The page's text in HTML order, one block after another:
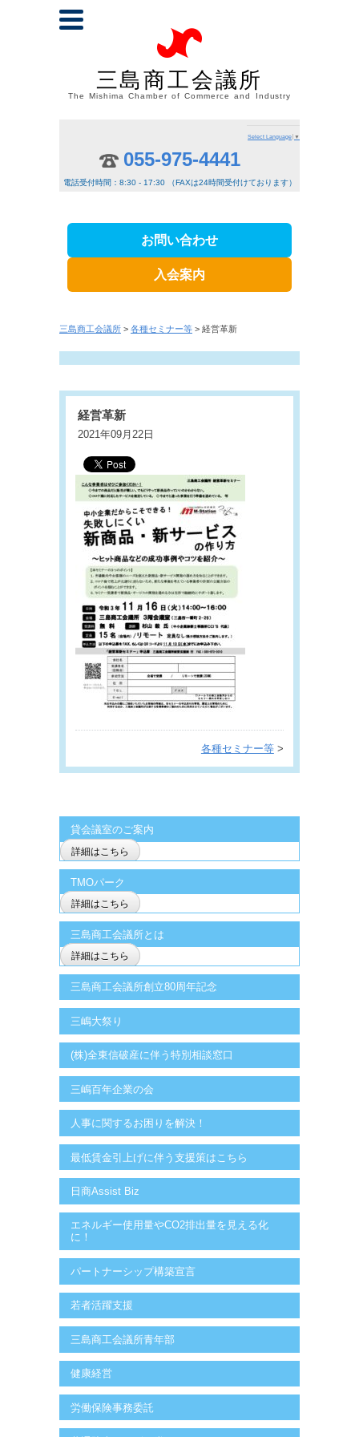
三島商工会議所
The Mishima Chamber of Commerce and Industry
Select Language ▼
055-975-4441
電話受付時間：8:30 - 17:30 （FAXは24時間受付けております）
お問い合わせ
入会案内
三島商工会議所 > 各種セミナー等 > 経営革新
経営革新
2021年09月22日
各種セミナー等>
貸会議室のご案内
詳細はこちら
TMOパーク
詳細はこちら
三島商工会議所とは
詳細はこちら
三島商工会議所創立80周年記念
三嶋大祭り
(株)全東信破産に伴う特別相談窓口
三嶋百年企業の会
人事に関するお困りを解決！
最低賃金引上げに伴う支援策はこちら
日商Assist Biz
エネルギー使用量やCO2排出量を見える化
に！
パートナーシップ構築宣言
若者活躍支援
三島商工会議所青年部
健康経営
労働保険事務委託